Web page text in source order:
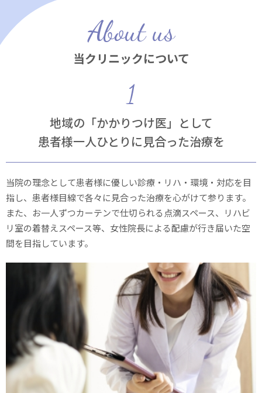
About us
当クリニックについて
地域の「かかりつけ医」として
患者様一人ひとりに見合った治療を
当院の理念として患者様に優しい診療・リハ・環境・対応を目
指し、患者様目線で各々に見合った治療を心がけて参ります。
また、お一人ずつカーテンで仕切られる点滴スペース、リハビ
リ室の着替えスペース等、女性院長による配慮が行き届いた空
間を目指しています。